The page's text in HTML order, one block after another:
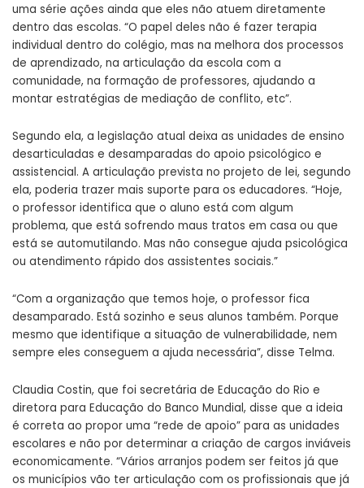
uma série ações ainda que eles não atuem diretamente
dentro das escolas. “O papel deles não é fazer terapia
individual dentro do colégio, mas na melhora dos processos
de aprendizado, na articulação da escola com a
comunidade, na formação de professores, ajudando a
montar estratégias de mediação de conflito, etc”.
Segundo ela, a legislação atual deixa as unidades de ensino
desarticuladas e desamparadas do apoio psicológico e
assistencial. A articulação prevista no projeto de lei, segundo
ela, poderia trazer mais suporte para os educadores. “Hoje,
o professor identifica que o aluno está com algum
problema, que está sofrendo maus tratos em casa ou que
está se automutilando. Mas não consegue ajuda psicológica
ou atendimento rápido dos assistentes sociais.”
“Com a organização que temos hoje, o professor fica
desamparado. Está sozinho e seus alunos também. Porque
mesmo que identifique a situação de vulnerabilidade, nem
sempre eles conseguem a ajuda necessária”, disse Telma.
Claudia Costin, que foi secretária de Educação do Rio e
diretora para Educação do Banco Mundial, disse que a ideia
é correta ao propor uma “rede de apoio” para as unidades
escolares e não por determinar a criação de cargos inviáveis
economicamente. “Vários arranjos podem ser feitos já que
os municípios vão ter articulação com os profissionais que já